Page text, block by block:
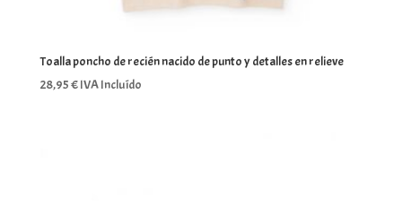
Toalla poncho de recién nacido de punto y detalles en relieve
28,95€IVA Incluído